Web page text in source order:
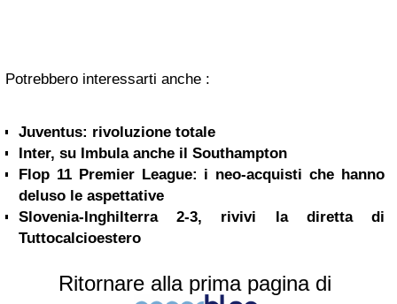
Potrebbero interessarti anche :
Juventus: rivoluzione totale
Inter, su Imbula anche il Southampton
Flop 11 Premier League: i neo-acquisti che hanno
deluso le aspettative
Slovenia-Inghilterra 2-3, rivivi la diretta di
Tuttocalcioestero
Ritornare alla prima pagina di